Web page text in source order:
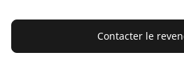
Contacter le